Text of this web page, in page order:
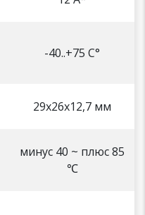
-40..+75 С°
29х26х12,7 мм
минус 40 ~ плюс 85
℃